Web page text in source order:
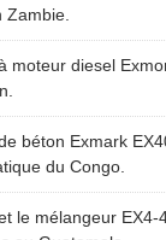
moteur diesel
béton Exmark
du Congo.
le mélangeur EX4-